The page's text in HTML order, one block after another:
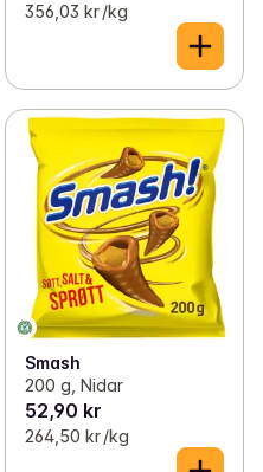
356,03 kr /kg
Smash
200 g, Nidar
52,90 kr
264,50 kr /kg